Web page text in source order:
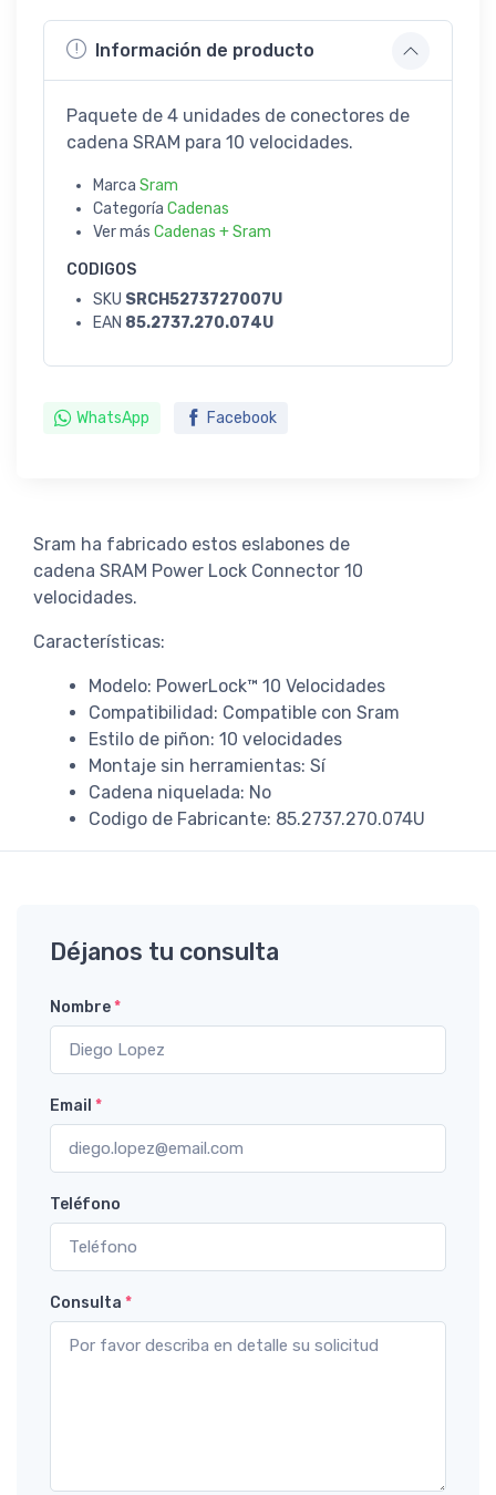
Información de producto
Paquete de 4 unidades de conectores de
cadena SRAM para 10 velocidades.
Marca Sram
Categoría Cadenas
Ver más Cadenas + Sram
CODIGOS
SKU SRCH5273727007U
EAN 85.2737.270.074U
WhatsApp Facebook
Sram ha fabricado estos eslabones de
cadena SRAM Power Lock Connector 10
velocidades.
Características:
Modelo: PowerLock™ 10 Velocidades
Compatibilidad: Compatible con Sram
Estilo de piñon: 10 velocidades
Montaje sin herramientas: Sí
Cadena niquelada: No
Codigo de Fabricante: 85.2737.270.074U
Déjanos tu consulta
Nombre*
Email *
Teléfono
Consulta *